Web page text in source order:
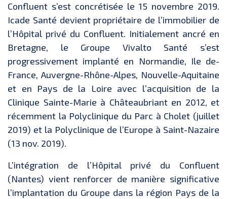
Confluent s’est concrétisée le 15 novembre 2019.
Icade Santé devient propriétaire de l’immobilier de
l’Hôpital privé du Confluent. Initialement ancré en
Bretagne, le Groupe Vivalto Santé s’est
progressivement implanté en Normandie, Ile de-
France, Auvergne-Rhône-Alpes, Nouvelle-Aquitaine
et en Pays de la Loire avec l’acquisition de la
Clinique Sainte-Marie à Châteaubriant en 2012, et
récemment la Polyclinique du Parc à Cholet (juillet
2019) et la Polyclinique de l’Europe à Saint-Nazaire
(13 nov. 2019).
L’intégration de l’Hôpital privé du Confluent
(Nantes) vient renforcer de manière significative
l’implantation du Groupe dans la région Pays de la